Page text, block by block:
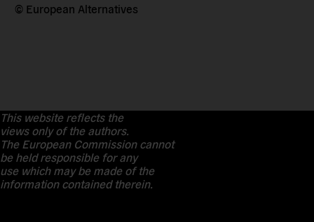
© European Alternatives
This website reflects the
views only of the authors.
The European Commission cannot
be held responsible for any
use which may be made of the
information contained therein.